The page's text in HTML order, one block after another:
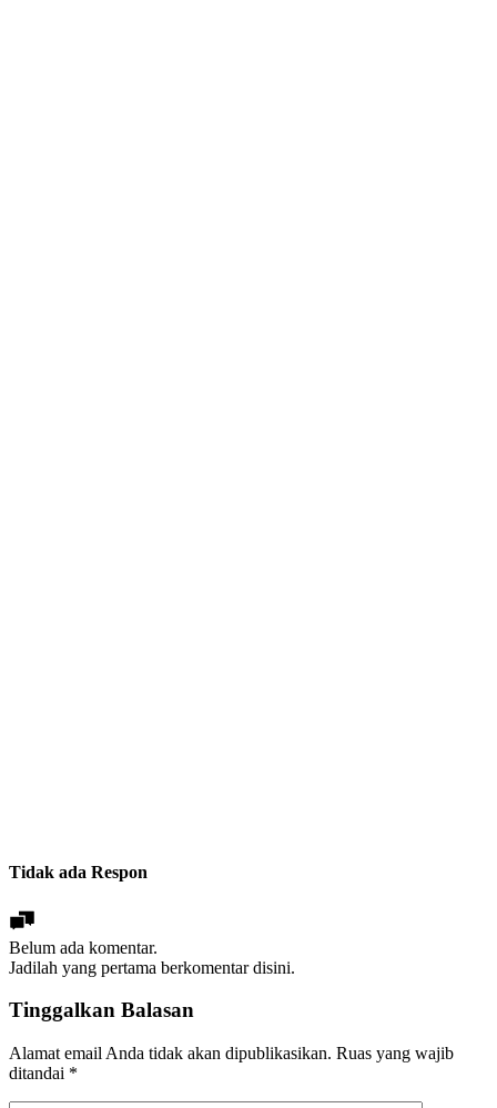
Tidak ada Respon
Belum ada komentar.
Jadilah yang pertama berkomentar disini.
Tinggalkan Balasan
Alamat email Anda tidak akan dipublikasikan. Ruas yang wajib
ditandai *